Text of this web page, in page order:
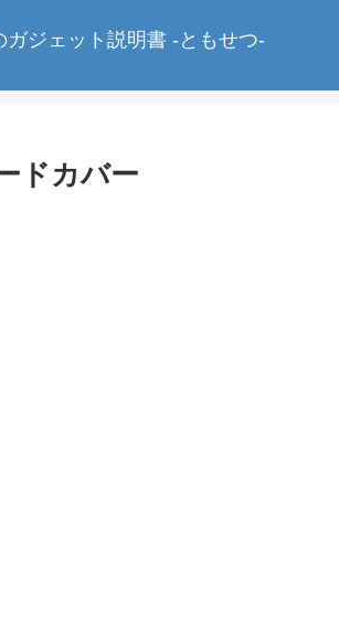
ガジェット説明書 -ともせつ-
ドカバー